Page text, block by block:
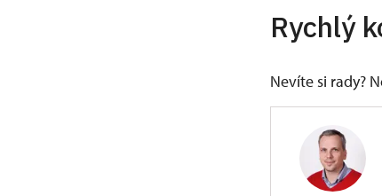
Rychlý
Nevíte si rady?